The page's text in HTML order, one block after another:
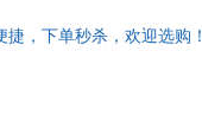
，下单秒杀，欢迎选购！